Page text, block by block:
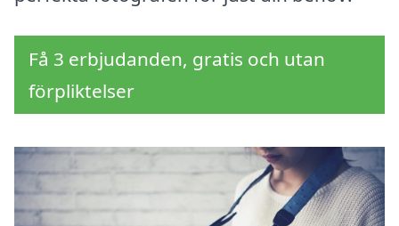
Få 3 erbjudanden, gratis och utan
förpliktelser